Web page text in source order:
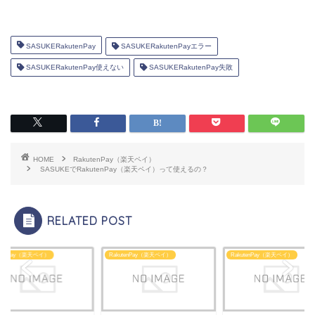
SASUKERakutenPay SASUKERakutenPayエラー
SASUKERakutenPay使えない SASUKERakutenPay失敗
HOME
RakutenPay（楽天ペイ）
SASUKEでRakutenPay（楽天ペイ）って使えるの？
RELATED POST
（楽天ペイ） RakutenPay（楽天ペイ） RakutenPay（楽天ペイ）